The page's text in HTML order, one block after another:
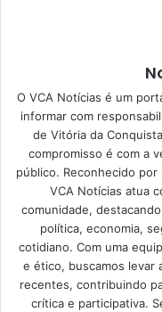
O VCA Notícias é um
informar com
de Vitória da
compromisso é com a
público. Reconhecido
VCA Notícias atua
comunidade,
política, economia,
cotidiano. Com uma
e ético, buscamos levar
recentes, contribuindo
crítica e participativa.